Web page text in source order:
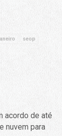
seop
acordo de até
nuvem para